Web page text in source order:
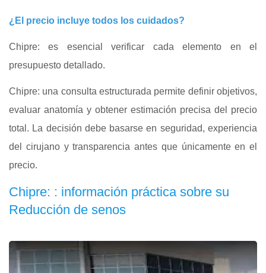
¿El precio incluye todos los cuidados?
Chipre: es esencial verificar cada elemento en el
presupuesto detallado.
Chipre: una consulta estructurada permite definir objetivos,
evaluar anatomía y obtener estimación precisa del precio
total. La decisión debe basarse en seguridad, experiencia
del cirujano y transparencia antes que únicamente en el
precio.
Chipre: : información práctica sobre su
Reducción de senos